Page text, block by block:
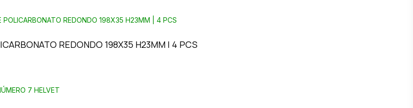
REDONDO 198X35 H23MM | 4 PCS